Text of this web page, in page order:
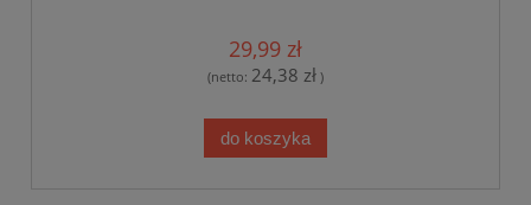
29,99 zł
(netto: 24,38 zł )
do koszyka